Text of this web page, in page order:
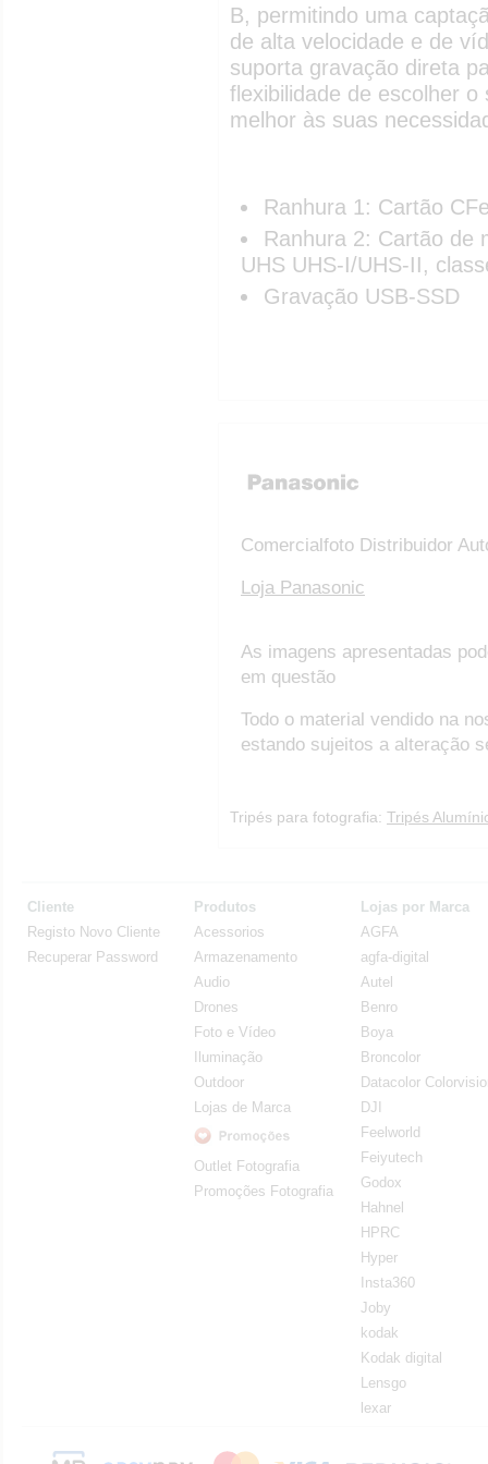
B, permitindo uma
de alta velocidade e de
suporta gravação direta
flexibilidade de escolher
melhor às suas
Ranhura 1: Cartão
Ranhura 2: Cartão de
UHS UHS-I/UHS-II,
Gravação USB-SSD
Comercialfoto Distribuidor
Loja Panasonic
As imagens apresentadas
em questão
Todo o material vendido na
estando sujeitos a alteração
Tripés para fotografia: Tripés
Cliente
Registo Novo Cliente
Recuperar Password
Produtos
Acessorios
Armazenamento
Audio
Drones
Foto e Vídeo
Iluminação
Outdoor
Lojas de Marca
Outlet Fotografia
Promoções Fotografia
Lojas por Marca
AGFA
agfa-digital
Autel
Benro
Boya
Broncolor
Datacolor
DJI
Feelworld
Feiyutech
Godox
Hahnel
HPRC
Hyper
Insta360
Joby
kodak
Kodak digital
Lensgo
lexar